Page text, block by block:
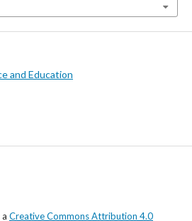
and Education
Creative Commons Attribution 4.0